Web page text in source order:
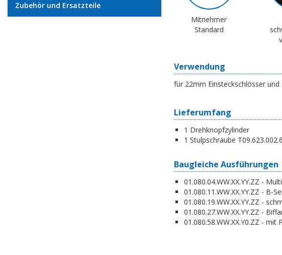
Zubehör und Ersatzteile
Mitnehmer
Standard
Verwendung
für 22mm Einsteckschlösser
Lieferumfang
1 Drehknopfzylinder
1 Stulpschraube
Baugleiche Ausführungen
01.080.04.WW.XX.YY.ZZ -
01.080.11.WW.XX.YY.ZZ - B-
01.080.19.WW.XX.YY.ZZ -
01.080.27.WW.XX.YY.ZZ -
01.080.58.WW.XX.Y0.ZZ -